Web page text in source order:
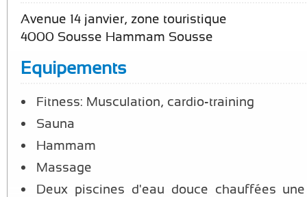
Avenue 14 janvier, zone touristique
4000 Sousse Hammam Sousse
Equipements
Fitness: Musculation, cardio-training
Sauna
Hammam
Massage
Deux piscines d'eau douce chauffées